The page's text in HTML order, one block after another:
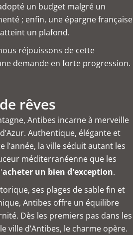
un budget malgré un
; enfin, une épargne française
un plafond.
réjouissons de cette
demande en forte progression.
rêves
Antibes incarne à merveille
Authentique, élégante et
la ville séduit autant les
méditerranéenne que les
acheter un bien d'exception.
ses plages de sable fin et
Antibes offre un équilibre
Dès les premiers pas dans les
ville d’Antibes, le charme opère.